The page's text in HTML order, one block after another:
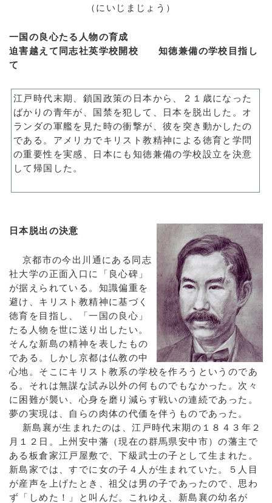
（にいじまじょう）
一国の良心たる人物の育成
迫害越えて同志社英学校開校 知徳兼備の学校目指し
て
江戸時代末期、鎖国政策の日本から、２１歳になった
ばかりの青年が、国禁を犯して、日本を脱出した。オ
ランダの軍艦を見た時の衝撃が、彼を突き動かしたの
である。アメリカでキリスト教精神による徳育と学問
の重要性を実感、日本にも知徳兼備の学校設立を決意
して帰国した。
日本脱出の決意
京都市の今出川通にある同志
社大学の正面入口に「良心碑」
が据えられている。知識偏重を
避け、キリスト教精神に基づく
徳育を目指し、「一国の良心」
たる人物を世に送り出したい。
そんな新島の精神を表したもの
である。しかし京都は仏教の中
心地。そこにキリスト教系の学校を作ろうというのであ
る。それは無謀な試み以外の何ものでもなかった。次々
に困難が襲い、心身を磨り減らす戦いの連続であった。
夢の実現は、自らの肉体の代価を伴うものであった。
新島襄が生まれたのは、江戸時代末期の１８４３年２
月１２日。上州安中藩（現在の群馬県安中市）の藩主で
ある板倉家江戸屋敷で、下級武士の子として生まれた。
新島家では、すでに女の子４人が生まれていた。５人目
が産声を上げたとき、祖父は男の子であったので、思わ
ず「しめた！」と叫んだ。これゆえ、新島襄の幼名が